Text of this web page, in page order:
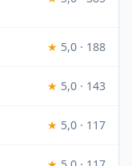
★ 5,0 · 188
★ 5,0 · 143
★ 5,0 · 117